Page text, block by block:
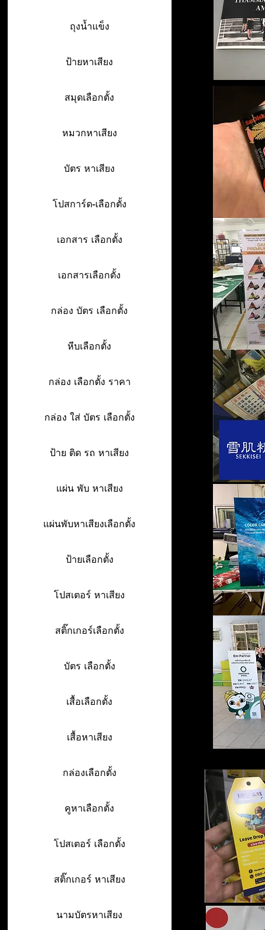
ถุงน้ำแข็ง
ป้ายหาเสียง
สมุดเลือกตั้ง
หมวกหาเสียง
บัตร หาเสียง
โปสการ์ด-เลือกตั้ง
เอกสาร เลือกตั้ง
เอกสารเลือกตั้ง
กล่อง บัตร เลือกตั้ง
หีบเลือกตั้ง
กล่อง เลือกตั้ง ราคา
กล่อง ใส่ บัตร เลือกตั้ง
ป้าย ติด รถ หาเสียง
แผ่น พับ หาเสียง
แผ่นพับหาเสียงเลือกตั้ง
ป้ายเลือกตั้ง
โปสเตอร์ หาเสียง
สติ๊กเกอร์เลือกตั้ง
บัตร เลือกตั้ง
เสื้อเลือกตั้ง
เสื้อหาเสียง
กล่องเลือกตั้ง
คูหาเลือกตั้ง
โปสเตอร์ เลือกตั้ง
สติ๊กเกอร์ หาเสียง
นามบัตรหาเสียง